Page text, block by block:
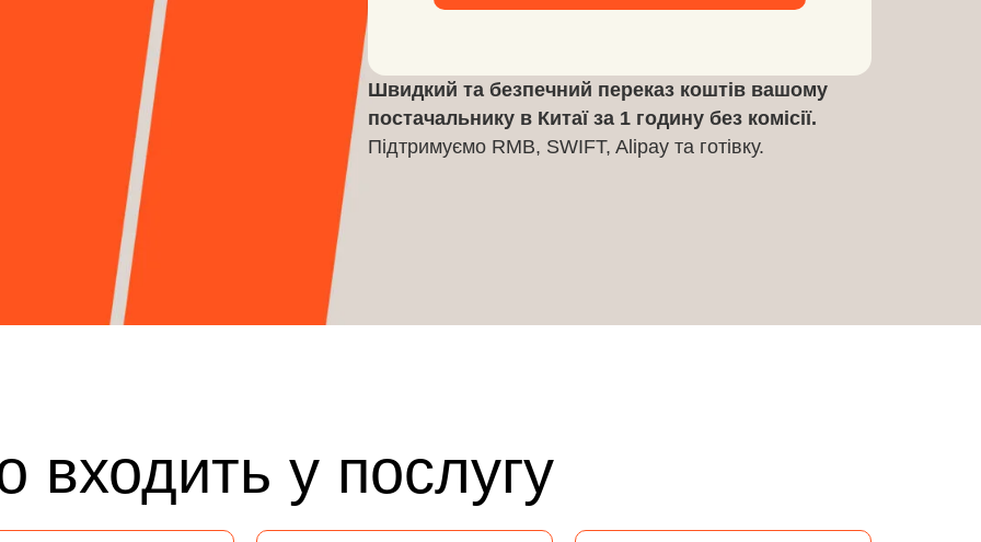
Швидкий та безпечний переказ коштів вашому
постачальнику в Китаї за 1 годину без комісії.
Підтримуємо RMB, SWIFT, Alipay та готівку.
входить у послугу